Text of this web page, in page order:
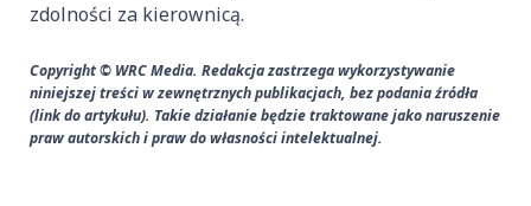
zdolności za kierownicą.
Copyright © WRC Media. Redakcja zastrzega wykorzystywanie
niniejszej treści w zewnętrznych publikacjach, bez podania źródła
(link do artykułu). Takie działanie będzie traktowane jako naruszenie
praw autorskich i praw do własności intelektualnej.